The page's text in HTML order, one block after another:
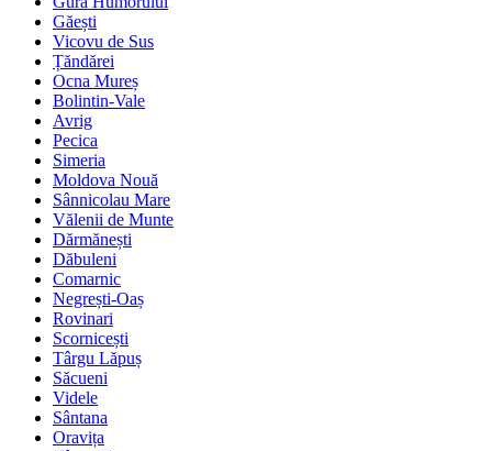
Găești
Vicovu de Sus
Țăndărei
Ocna Mureș
Bolintin-Vale
Avrig
Pecica
Simeria
Moldova Nouă
Sânnicolau Mare
Vălenii de Munte
Dărmănești
Dăbuleni
Comarnic
Negrești-Oaș
Rovinari
Scornicești
Târgu Lăpuș
Săcueni
Videle
Sântana
Oravița